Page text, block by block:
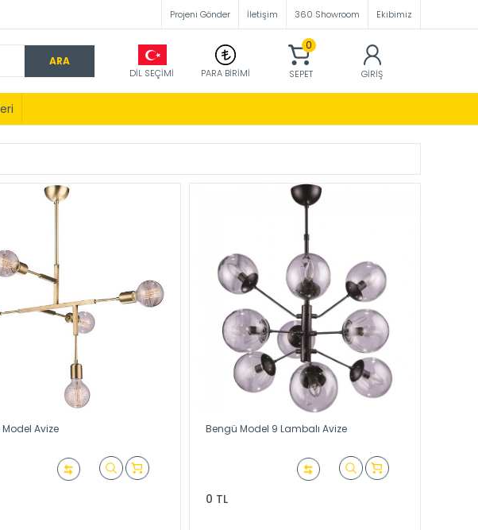
Projeni Gönder İletişim 360 Showroom Ekibimiz
GIRIŞ
SEPET
0
PARA BIRIMI
DIL SEÇIMI
Avize Bengü Model 9 Lambalı Avize
0 TL